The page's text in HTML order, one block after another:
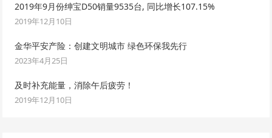
2019年9月份绅宝D50销量9535台, 同比增长107.15%
2019年12月10日
金华平安产险：创建文明城市 绿色环保我先行
2023年4月25日
及时补充能量，消除午后疲劳！
2019年12月10日